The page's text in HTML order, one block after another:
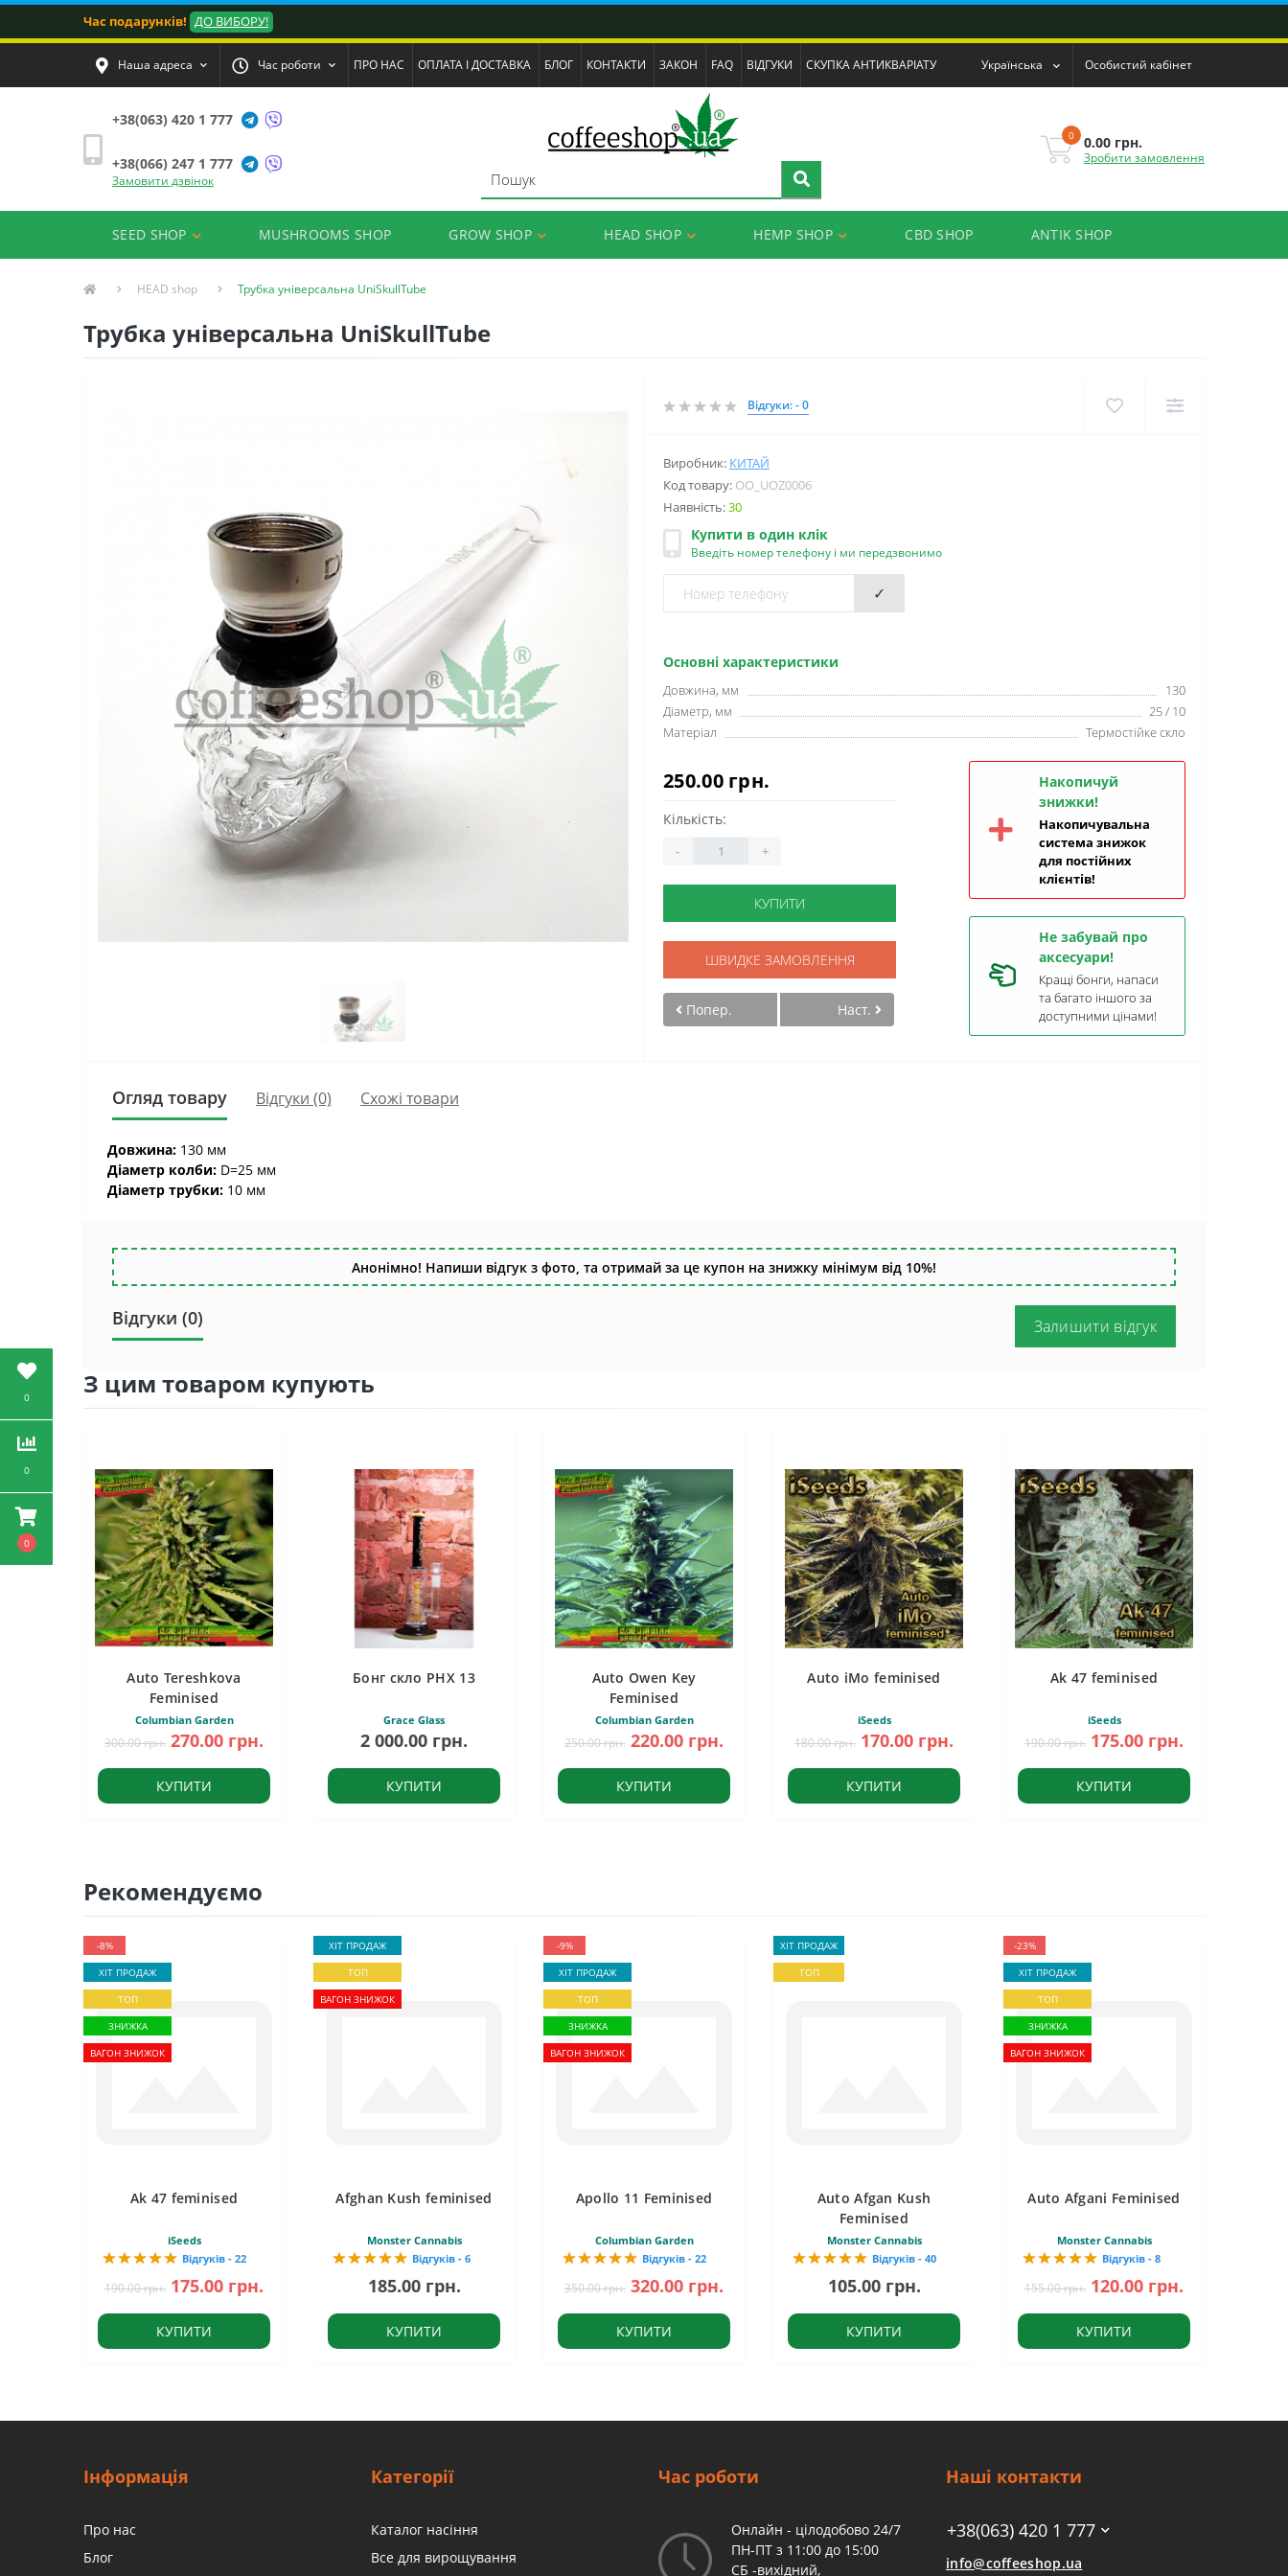
0
0
0
Час подарунків! ДО ВИБОРУ!
Наша адреса Час роботи ПРО НАС ОПЛАТА І ДОСТАВКА БЛОГ КОНТАКТИ ЗАКОН FAQ ВІДГУКИ СКУПКА АНТИКВАРІАТУ Українська Особистий кабінет
+38(063) 420 1 777
+38(066) 247 1 777
Замовити дзвінок
0 0.00 грн.
Зробити замовлення
SEED SHOP MUSHROOMS SHOP GROW SHOP HEAD SHOP HEMP SHOP CBD SHOP ANTIK SHOP
HEAD shop Трубка універсальна UniSkullTube
Трубка універсальна UniSkullTube
Відгуки: - 0
Виробник: КИТАЙ
Код товару: OO_UOZ0006
Наявність:30
Купити в один клік
Введіть номер телефону і ми передзвонимо
✓
Основні характеристики
Довжина, мм
130
Діаметр, мм
25 / 10
Матеріал
Термостійке скло
250.00 грн.
Кількість:
- +
КУПИТИ
ШВИДКЕ ЗАМОВЛЕННЯ
Попер. Наст.
Накопичуй
знижки!
Накопичувальна
система знижок
для постійних
клієнтів!
Не забувай про
аксесуари!
Кращі бонги, напаси
та багато іншого за
доступними цінами!
Огляд товару Відгуки (0) Схожі товари
Довжина: 130 мм
Діаметр колби: D=25 мм
Діаметр трубки: 10 мм
Анонімно! Напиши відгук з фото, та отримай за це купон на знижку мінімум від 10%!
Відгуки (0) Залишити відгук
З цим товаром купують
Auto Tereshkova
Feminised
Columbian Garden
300.00 грн. 270.00 грн.
КУПИТИ
Бонг скло PHX 13
Grace Glass
2 000.00 грн.
КУПИТИ
Auto Owen Key
Feminised
Columbian Garden
250.00 грн. 220.00 грн.
КУПИТИ
Auto iMo feminised
iSeeds
180.00 грн. 170.00 грн.
КУПИТИ
Ak 47 feminised
iSeeds
190.00 грн. 175.00 грн.
КУПИТИ
Рекомендуємо
-8%
ХІТ ПРОДАЖ
ТОП
ЗНИЖКА
ВАГОН ЗНИЖОК
Ak 47 feminised
iSeeds
Відгуків - 22
190.00 грн. 175.00 грн.
КУПИТИ
ХІТ ПРОДАЖ
ТОП
ВАГОН ЗНИЖОК
Afghan Kush feminised
Monster Cannabis
Відгуків - 6
185.00 грн.
КУПИТИ
-9%
ХІТ ПРОДАЖ
ТОП
ЗНИЖКА
ВАГОН ЗНИЖОК
Apollo 11 Feminised
Columbian Garden
Відгуків - 22
350.00 грн. 320.00 грн.
КУПИТИ
ХІТ ПРОДАЖ
ТОП
Auto Afgan Kush
Feminised
Monster Cannabis
Відгуків - 40
105.00 грн.
КУПИТИ
-23%
ХІТ ПРОДАЖ
ТОП
ЗНИЖКА
ВАГОН ЗНИЖОК
Auto Afgani Feminised
Monster Cannabis
Відгуків - 8
155.00 грн. 120.00 грн.
КУПИТИ
Інформація
Про нас
Блог
Категорії
Каталог насіння
Все для вирощування
Час роботи
Онлайн - цілодобово 24/7
ПН-ПТ з 11:00 до 15:00
СБ -вихідний,
Наші контакти
+38(063) 420 1 777
info@coffeeshop.ua